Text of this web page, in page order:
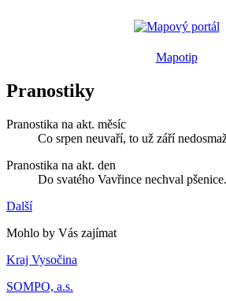
Mapotip
Pranostiky
Pranostika na akt. měsíc
Co srpen neuvaří, to už září
Pranostika na akt. den
Do svatého Vavřince nechval pšenice.
Další
Mohlo by Vás zajímat
Kraj Vysočina
SOMPO, a.s.